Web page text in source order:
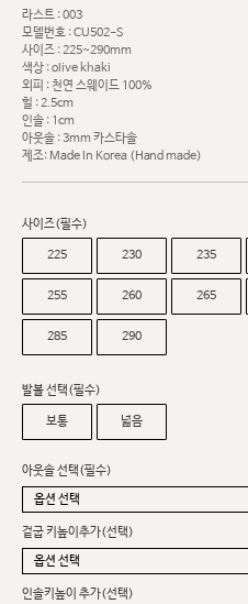
라스트 : 003
모델번호 : CU502-S
사이즈 : 225~290mm
색상 : olive khaki
외피 : 천연 스웨이드 100%
힐 : 2.5cm
인솔 : 1cm
아웃솔 : 3mm 카스타솔
제조: Made In Korea (Hand made)
사이즈(필수)
225 230 235
255 260 265
285 290
발볼 선택(필수)
보통 넓음
아웃솔 선택(필수)
겉굽 키높이추가(선택)
인솔키높이 추가(선택)